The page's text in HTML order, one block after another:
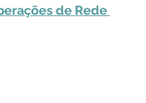
de Rede